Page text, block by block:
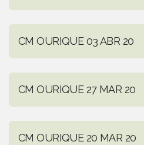
CM OURIQUE 03 ABR 20
CM OURIQUE 27 MAR 20
CM OURIQUE 20 MAR 20